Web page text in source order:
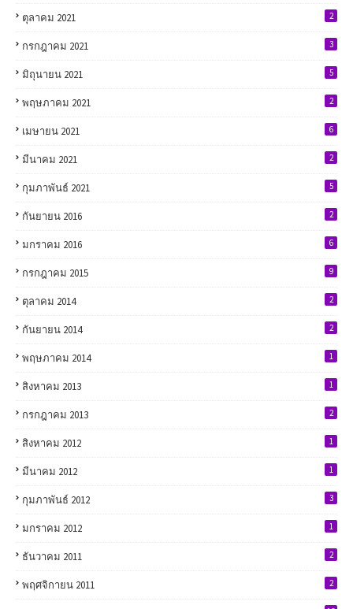
ตุลาคม 2021 2
กรกฎาคม 2021 3
มิถุนายน 2021 5
พฤษภาคม 2021 2
เมษายน 2021 6
มีนาคม 2021 2
กุมภาพันธ์ 2021 5
กันยายน 2016 2
มกราคม 2016 6
กรกฎาคม 2015 9
ตุลาคม 2014 2
กันยายน 2014 2
พฤษภาคม 2014 1
สิงหาคม 2013 1
กรกฎาคม 2013 2
สิงหาคม 2012 1
มีนาคม 2012 1
กุมภาพันธ์ 2012 3
มกราคม 2012 1
ธันวาคม 2011 2
พฤศจิกายน 2011 2